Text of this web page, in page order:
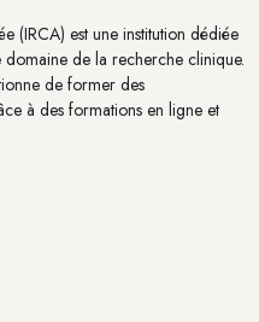
(IRCA) est une institution dédiée
de la recherche clinique.
de former des
à des formations en ligne et